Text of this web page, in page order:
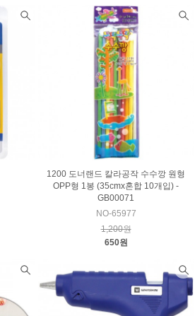
1200 도너랜드 칼라공작 수수깡 원형
OPP형 1봉 (35cmx혼합 10개입) -
GB00071
NO-65977
1,200원
650원